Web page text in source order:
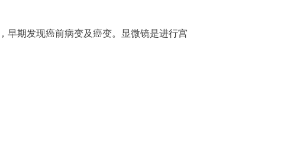
早期发现癌前病变及癌变。显微镜是进行宫